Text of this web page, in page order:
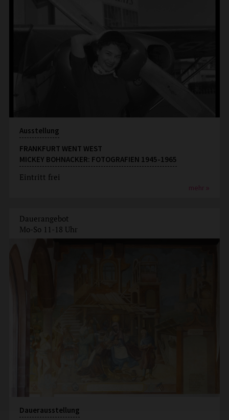
Ausstellung
FRANKFURT WENT WEST
MICKEY BOHNACKER: FOTOGRAFIEN 1945-1965
Eintritt frei
mehr
Dauerangebot
Mo-So 11-18 Uhr
Dauerausstellung